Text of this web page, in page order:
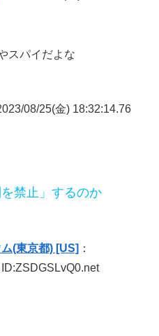
スパイだよな
08/25(金) 18:32:14.76
禁止」するのか
(東京都) [US] ：